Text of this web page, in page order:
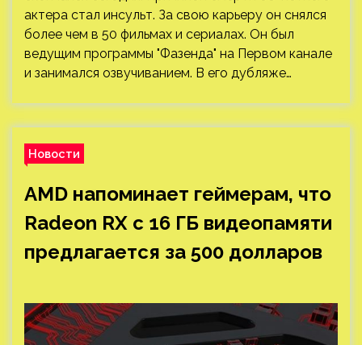
актера стал инсульт. За свою карьеру он снялся
более чем в 50 фильмах и сериалах. Он был
ведущим программы "Фазенда" на Первом канале
и занимался озвучиванием. В его дубляже…
Новости
AMD напоминает геймерам, что
Radeon RX с 16 ГБ видеопамяти
предлагается за 500 долларов